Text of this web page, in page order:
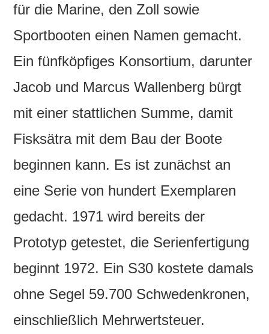
für die Marine, den Zoll sowie
Sportbooten einen Namen gemacht.
Ein fünfköpfiges Konsortium, darunter
Jacob und Marcus Wallenberg bürgt
mit einer stattlichen Summe, damit
Fisksätra mit dem Bau der Boote
beginnen kann. Es ist zunächst an
eine Serie von hundert Exemplaren
gedacht. 1971 wird bereits der
Prototyp getestet, die Serienfertigung
beginnt 1972. Ein S30 kostete damals
ohne Segel 59.700 Schwedenkronen,
einschließlich Mehrwertsteuer.